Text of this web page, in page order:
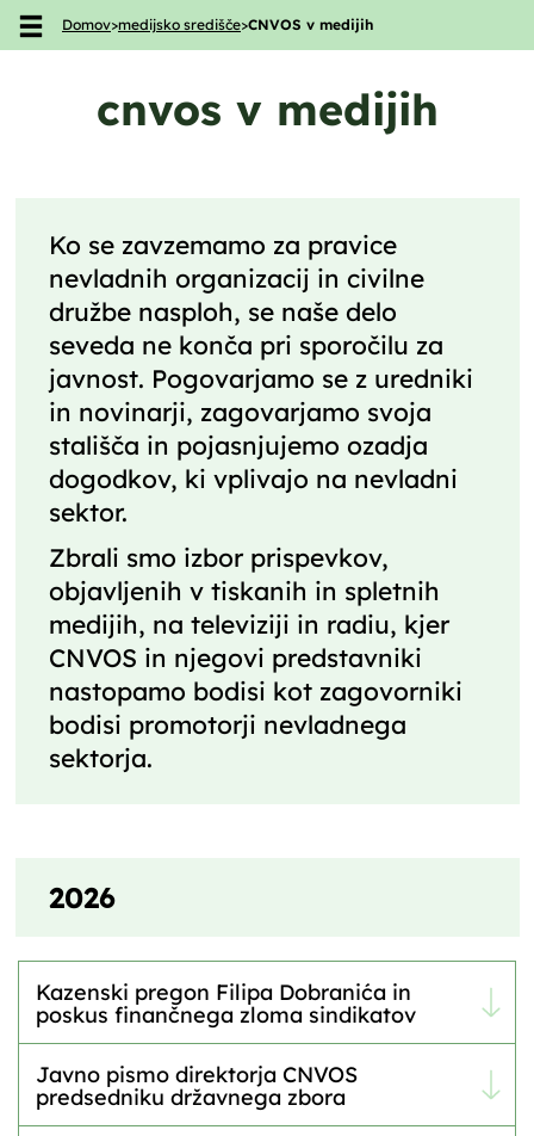
Skoči na vsebino
Domov>medijsko središče>CNVOS v medijih
cnvos v medijih
Ko se zavzemamo za pravice
nevladnih organizacij in civilne
družbe nasploh, se naše delo
seveda ne konča pri sporočilu za
javnost. Pogovarjamo se z uredniki
in novinarji, zagovarjamo svoja
stališča in pojasnjujemo ozadja
dogodkov, ki vplivajo na nevladni
sektor.
Zbrali smo izbor prispevkov,
objavljenih v tiskanih in spletnih
medijih, na televiziji in radiu, kjer
CNVOS in njegovi predstavniki
nastopamo bodisi kot zagovorniki
bodisi promotorji nevladnega
sektorja.
2026
Kazenski pregon Filipa Dobranića in
poskus finančnega zloma sindikatov
Javno pismo direktorja CNVOS
predsedniku državnega zbora